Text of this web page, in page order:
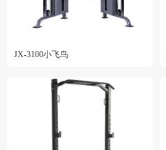
JX-3100小飞鸟